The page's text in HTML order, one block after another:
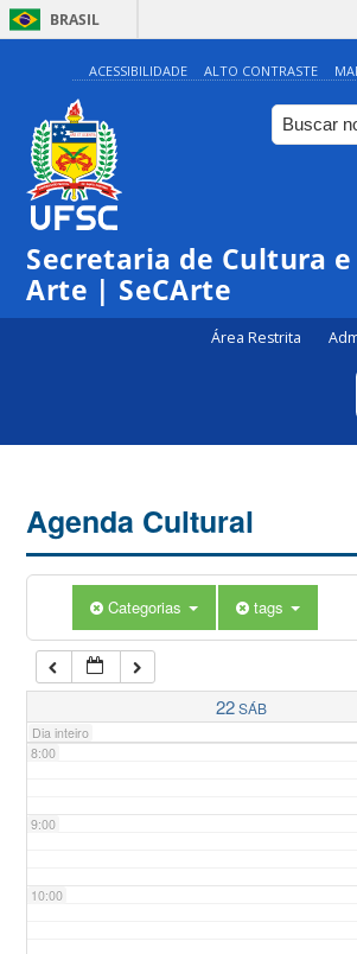
BRASIL
ACESSIBILIDADE ALTO CONTRASTE
Secretaria de Cultura e
Arte | SeCArte
Área Restrita
Agenda Cultural
Categorias tags
22SÁB
Dia inteiro
0:00
1:00
5:00
7:00
8:00
9:00
10:00